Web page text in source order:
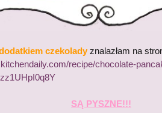
czekolady znalazłam na
recipe/chocolate-
SĄ PYSZNE!!!